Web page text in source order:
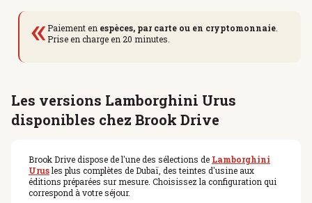
«Paiement en espèces, par carte ou en cryptomonnaie.
Prise en charge en 20 minutes.
Les versions Lamborghini Urus
disponibles chez Brook Drive
Brook Drive dispose de l'une des sélections de Lamborghini
Urusles plus complètes de Dubaï, des teintes d'usine aux
éditions préparées sur mesure. Choisissez la configuration qui
correspond à votre séjour.